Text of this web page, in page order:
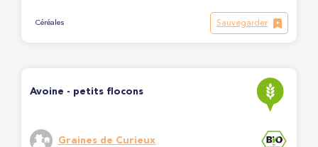
Céréales Sauvegarder
Avoine - petits flocons
Graines de Curieux